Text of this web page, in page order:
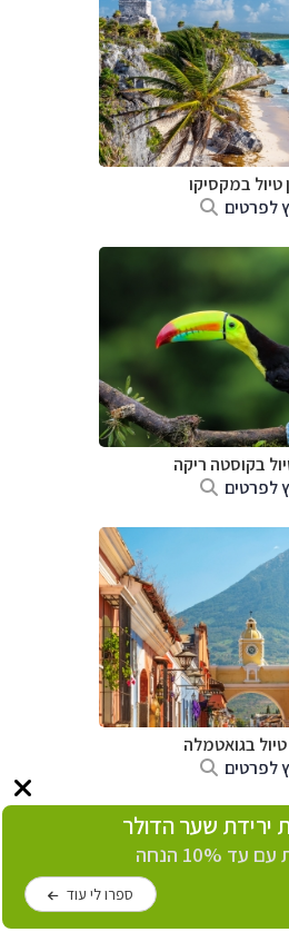
טיול במקסיקו
לפרטים
בקוסטה ריקה
לפרטים
טיול בגואטמלה
לפרטים
ירידת שער הדולר
10% הנחה
ספרו לי עוד